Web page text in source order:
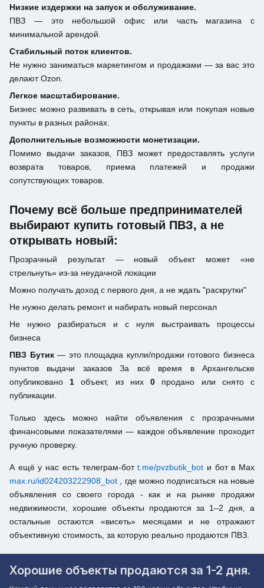
Низкие издержки на запуск и обслуживание.
ПВЗ — это небольшой офис или часть магазина с
минимальной арендой.
Стабильный поток клиентов.
Не нужно заниматься маркетингом и продажами — за вас это
делают Ozon.
Легкое масштабирование.
Бизнес можно развивать в сеть, открывая или покупая новые
пункты в разных районах.
Дополнительные возможности монетизации.
Помимо выдачи заказов, ПВЗ может предоставлять услуги
возврата товаров, приема платежей и продажи
сопутствующих товаров.
Почему всё больше предпринимателей
выбирают купить готовый ПВЗ, а не
открывать новый:
Прозрачный результат — новый объект может «не
стрельнуть» из-за неудачной локации
Можно получать доход с первого дня, а не ждать "раскрутки"
Не нужно делать ремонт и набирать новый персонал
Не нужно разбираться и с нуля выстраивать процессы
бизнеса
ПВЗ Бутик— это площадка купли/продажи готового бизнеса
пунктов выдачи заказов За всё время в Архангельске
опубликовано 1 объект, из них0 продано или снято с
публикации.
Только здесь можно найти объявления с прозрачными
финансовыми показателями — каждое объявление проходит
ручную проверку.
А ещё у нас есть телеграм-ботt.me/pvzbutik_bot и бот в Max
max.ru/id024203222908_bot
, где можно подписаться на новые
объявления со своего города - как и на рынке продажи
недвижимости, хорошие объекты продаются за 1–2 дня, а
остальные остаются «висеть» месяцами и не отражают
объективную стоимость, за которую реально продаются ПВЗ.
Хорошие объекты продаются за 1-2 дня.